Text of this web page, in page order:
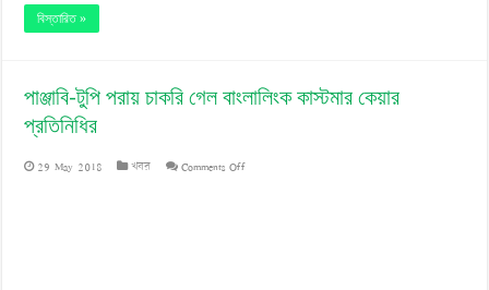
বিস্তারিত »
পাঞ্জাবি-টুপি পরায় চাকরি গেল বাংলালিংক কাস্টমার কেয়ার
প্রতিনিধির
29 May 2018 খবর Comments Offon